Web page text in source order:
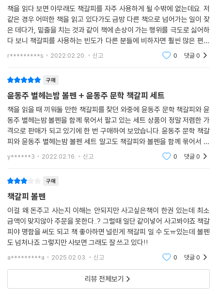
책을 읽다 보면 아무래도 책갈피를 자주 사용하게 될 수밖에 없는데요. 저
같은 경우 어떠한 책을 읽고 있다가도 금방 다른 책으로 넘어가는 일이 잦
은 데다가, 밑줄을 치는 것과 같이 책에 손상이 가는 행위를 극도로 싫어하
다 보니 책갈피를 사용하는 빈도가 다른 분들에 비하자면 훨씬 많은 편이
지 않을까 싶습니다. 이렇듯 많이 가지고 있다고 해도 다 쓰일 데가 있는 게
r*********s 2022.02.20. 신고 0 댓글0
구매
윤동주 별헤는밤 볼펜 + 윤동주 문학 책갈피 세트
책을 읽을 때 끼워둘 만한 책갈피를 찾던 와중에 윤동주 문학 책갈피와 윤
동주 별헤는밤 볼펜을 함께 묶어서 팔고 있는 세트 상품이 정말 저렴한 가
격으로 판매가 되고 있기에 한 번 구매하여 보았습니다. 윤동주 문학 책갈
피와 윤동주 별헤는밤 볼펜 세트 말고도 책갈피와 볼펜을 함께 묶어서 판
매하고 있는 상품이 여럿 있기는 했습니다만, 윤동주 문학 책갈피와 윤동
주 별헤는밤 볼펜
y******3 2022.02.16. 신고 0 댓글0
구매
책갈피 볼펜
이걸 왜 돈주고 사는지 이해는 안되지만 사고싶은책이 한권 있는데 최소
금액이 맞지않아 주문을 못한다..? 그럴때 일단 같이넣어 사고봐야죠 책갈
피야 명함을 써도 되고 책 좋아하면 널린게 책갈피 일 수 도ㅠ있는데 볼펜
도 넘처나죠 그렇지만 사보면 그래도 잘 쓰고 있다!!
a*********a 2025.02.03. 신고 0 댓글0
리뷰 전체보기